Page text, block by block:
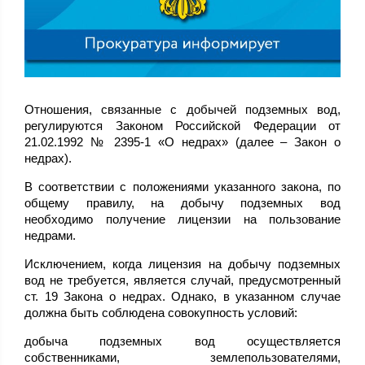
Отношения, связанные с добычей подземных вод,
регулируются Законом Российской Федерации от
21.02.1992 № 2395-1 «О недрах» (далее – Закон о
недрах).
В соответствии с положениями указанного закона, по
общему правилу, на добычу подземных вод
необходимо получение лицензии на пользование
недрами.
Исключением, когда лицензия на добычу подземных
вод не требуется, является случай, предусмотренный
ст. 19 Закона о недрах. Однако, в указанном случае
должна быть соблюдена совокупность условий:
добыча подземных вод осуществляется
собственниками, землепользователями,